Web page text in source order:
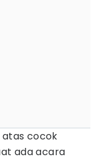
atas cocok
ada acara